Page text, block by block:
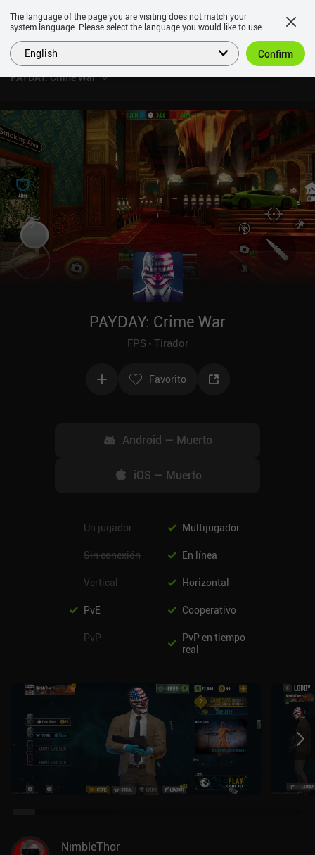
PAYDAY: Crime War
PAYDAY: Crime War
FPS Tirador
Favorito
Android — Muerto
iOS — Muerto
Un jugador Multijugador
Sin conexión En línea
Vertical Horizontal
PvE Cooperativo
PvP
PvP en tiempo
real
NimbleThor
The language of the page you are visiting does not match your
system language. Please select the language you would like to use.
English Confirm